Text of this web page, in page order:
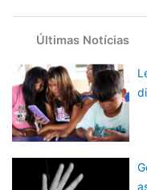
Últimas Notícias